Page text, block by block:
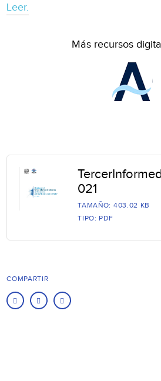
Leer.
Más recursos
021
TAMAÑO: 403.02 KB
TIPO: PDF
COMPARTIR